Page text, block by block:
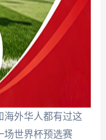
海外华人都有过这
场世界杯预选赛